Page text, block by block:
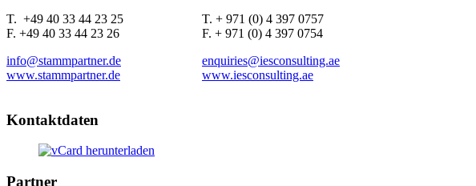
T. +49 40 33 44 23 25
F. +49 40 33 44 23 26
info@stammpartner.de
www.stammpartner.de
T. + 971 (0) 4 397 0757
F. + 971 (0) 4 397 0754
enquiries@iesconsulting.ae
www.iesconsulting.ae
Kontaktdaten
Partner